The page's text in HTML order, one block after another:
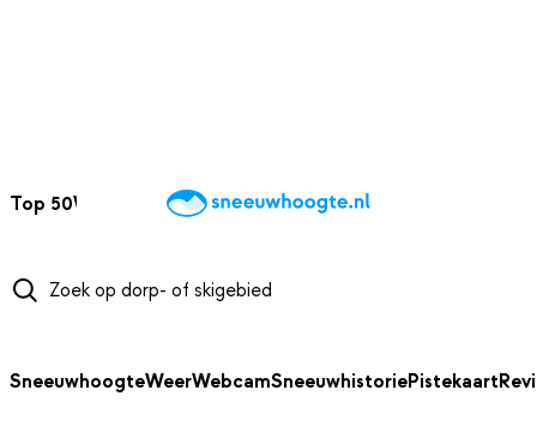
Top 50Webcams WintersportweerKaarten
SneeuwhoogteWeerWebcamSneeuwhistoriePistekaart